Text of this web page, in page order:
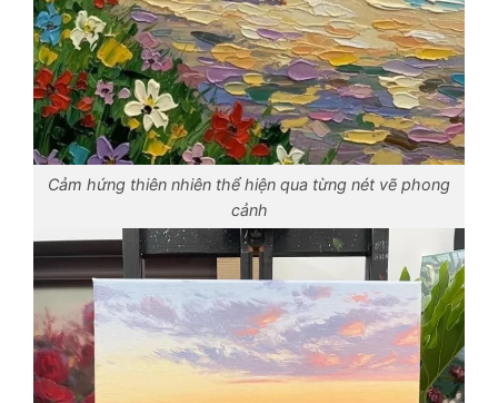
Cảm hứng thiên nhiên thể hiện qua từng nét vẽ phong
cảnh